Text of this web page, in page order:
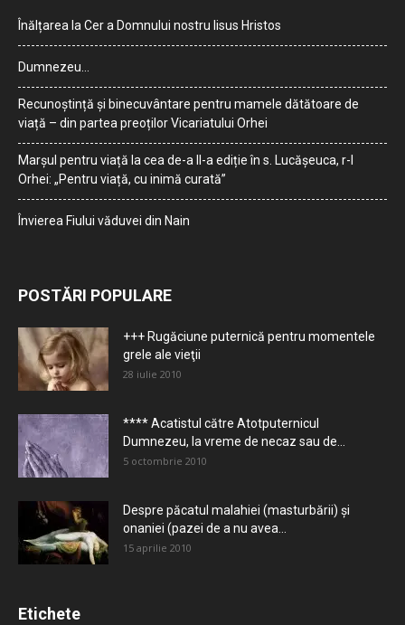
Înălțarea la Cer a Domnului nostru Iisus Hristos
Dumnezeu…
Recunoștință și binecuvântare pentru mamele dătătoare de
viață – din partea preoților Vicariatului Orhei
Marșul pentru viață la cea de-a II-a ediție în s. Lucășeuca, r-l
Orhei: „Pentru viață, cu inimă curată”
Învierea Fiului văduvei din Nain
POSTĂRI POPULARE
+++ Rugăciune puternică pentru momentele
grele ale vieţii
28 iulie 2010
**** Acatistul către Atotputernicul
Dumnezeu, la vreme de necaz sau de...
5 octombrie 2010
Despre păcatul malahiei (masturbării) şi
onaniei (pazei de a nu avea...
15 aprilie 2010
Etichete